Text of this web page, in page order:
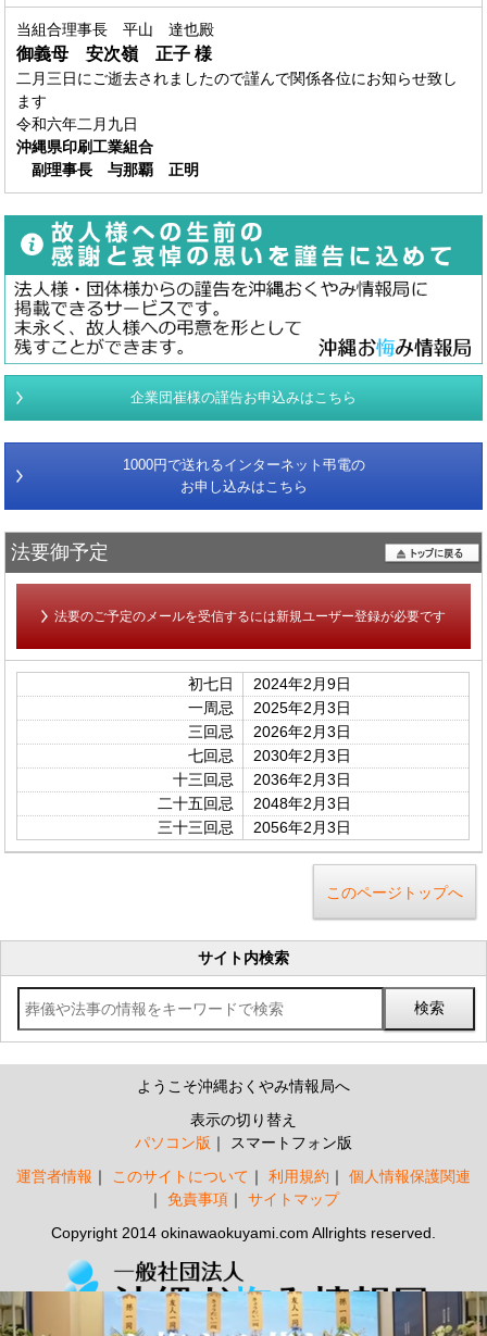
当組合理事長 平山 達也殿
御義母 安次嶺 正子様
二月三日にご逝去されましたので謹んで関係各位にお知らせ致し
ます
令和六年二月九日
沖縄県印刷工業組合
副理事長 与那覇 正明
企業団崔様の謹告お申込みはこちら
1000円で送れるインターネット弔電の
お申し込みはこちら
法要御予定
法要のご予定のメールを受信するには新規ユーザー登録が必要です
初七日
2024年2月9日
一周忌
2025年2月3日
三回忌
2026年2月3日
七回忌
2030年2月3日
十三回忌
2036年2月3日
二十五回忌
2048年2月3日
三十三回忌
2056年2月3日
このページトップへ
サイト内検索
ようこそ沖縄おくやみ情報局へ
表示の切り替え
パソコン版
スマートフォン版
運営者情報
このサイトについて 利用規約
個人情報保護関連
免責事項
サイトマップ
Copyright 2014 okinawaokuyami.com Allrights reserved.